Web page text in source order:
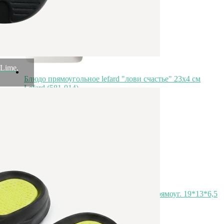
Блюдо прямоугольное lefard "лови счастье" 23х4 см
Lefard (581-014)
Блюдо с крышкой lefard "family farm" прямоуг. 19*13*6,5
см 740 мл Lefard (761-214)
Быстрый просмотр
1 418₽